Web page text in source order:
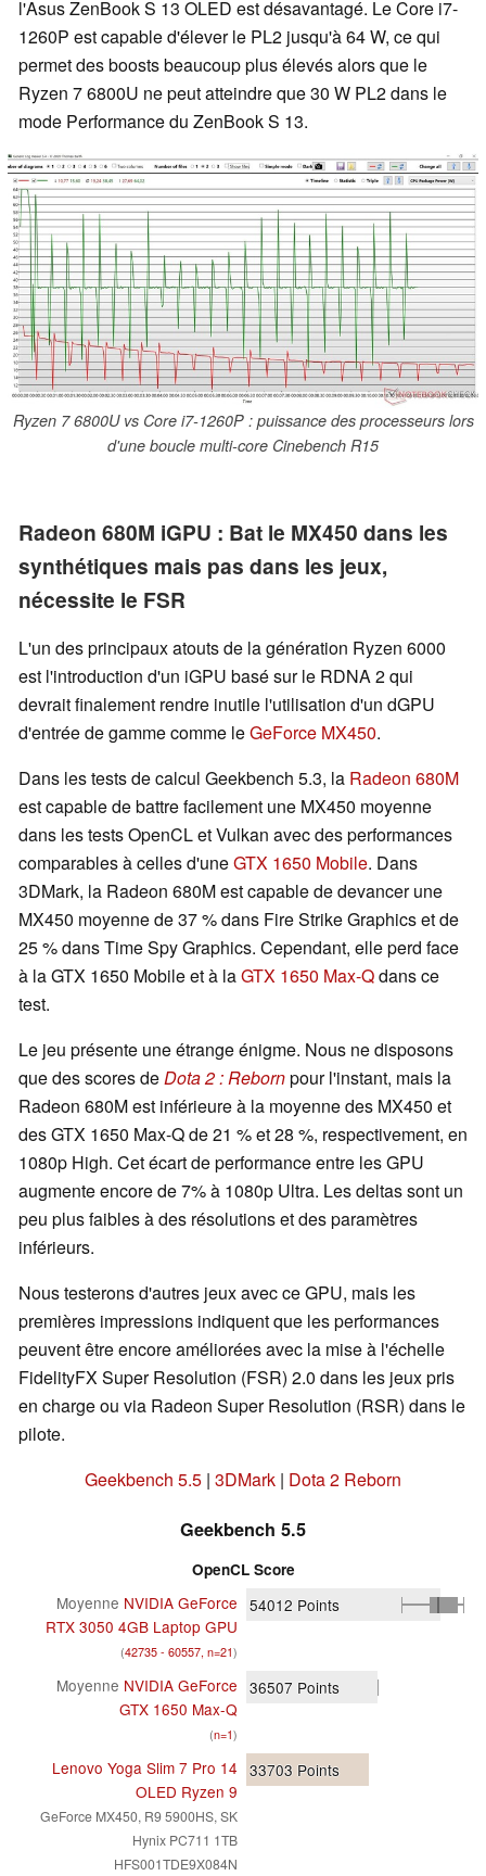
l'Asus ZenBook S 13 OLED est désavantagé. Le Core i7-
1260P est capable d'élever le PL2 jusqu'à 64 W, ce qui
permet des boosts beaucoup plus élevés alors que le
Ryzen 7 6800U ne peut atteindre que 30 W PL2 dans le
mode Performance du ZenBook S 13.
Ryzen 7 6800U vs Core i7-1260P : puissance des processeurs lors
d'une boucle multi-core Cinebench R15
Radeon 680M iGPU : Bat le MX450 dans les
synthétiques mais pas dans les jeux,
nécessite le FSR
L'un des principaux atouts de la génération Ryzen 6000
est l'introduction d'un iGPU basé sur le RDNA 2 qui
devrait finalement rendre inutile l'utilisation d'un dGPU
d'entrée de gamme comme leGeForce MX450.
Dans les tests de calcul Geekbench 5.3, la Radeon 680M
est capable de battre facilement une MX450 moyenne
dans les tests OpenCL et Vulkan avec des performances
comparables à celles d'uneGTX 1650 Mobile. Dans
3DMark, la Radeon 680M est capable de devancer une
MX450 moyenne de 37 % dans Fire Strike Graphics et de
25 % dans Time Spy Graphics. Cependant, elle perd face
à la GTX 1650 Mobile et à laGTX 1650 Max-Qdans ce
test.
Le jeu présente une étrange énigme. Nous ne disposons
que des scores deDota 2 : Rebornpour l'instant, mais la
Radeon 680M est inférieure à la moyenne des MX450 et
des GTX 1650 Max-Q de 21 % et 28 %, respectivement, en
1080p High. Cet écart de performance entre les GPU
augmente encore de 7% à 1080p Ultra. Les deltas sont un
peu plus faibles à des résolutions et des paramètres
inférieurs.
Nous testerons d'autres jeux avec ce GPU, mais les
premières impressions indiquent que les performances
peuvent être encore améliorées avec la mise à l'échelle
FidelityFX Super Resolution (FSR) 2.0 dans les jeux pris
en charge ou via Radeon Super Resolution (RSR) dans le
pilote.
Geekbench 5.5 | 3DMark | Dota 2 Reborn
Geekbench 5.5
OpenCL Score
Moyenne NVIDIA GeForce
RTX 3050 4GB Laptop GPU
(42735 - 60557, n=21)
54012 Points
Moyenne NVIDIA GeForce
GTX 1650 Max-Q
(n=1)
36507 Points
Lenovo Yoga Slim 7 Pro 14
OLED Ryzen 9
GeForce MX450, R9 5900HS, SK
Hynix PC711 1TB
HFS001TDE9X084N
33703 Points